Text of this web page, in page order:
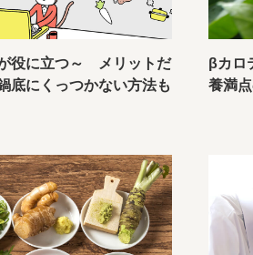
役に立つ～ メリットだ
底にくっつかない方法も
βカロ
養満